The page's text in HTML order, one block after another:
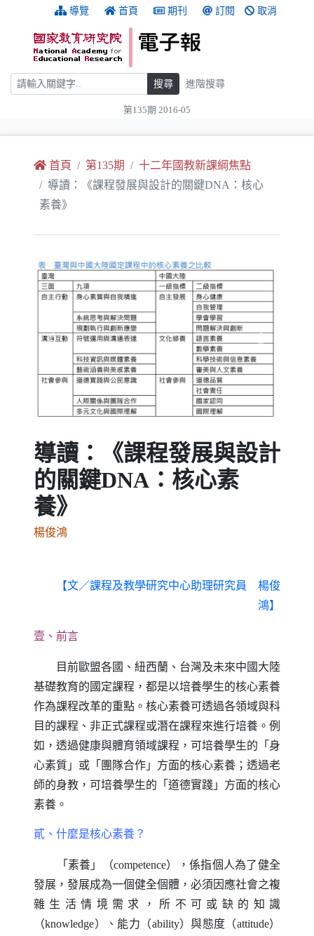
跳到主要內容 導覽 首頁 期刊 訂閱 取消
搜尋 搜尋 進階搜尋
第135期 2016-05
首頁 第135期
十二年國教新課綱焦點
導讀：《課程發展與設計的關鍵DNA：核心
素養》
Next
導讀：《課程發展與設計
的關鍵DNA：核心素
養》
楊俊鴻
【文／課程及教學研究中心助理研究員 楊俊
鴻】
壹、前言
目前歐盟各國、紐西蘭、台灣及未來中國大陸
基礎教育的國定課程，都是以培養學生的核心素養
作為課程改革的重點。核心素養可透過各領域與科
目的課程、非正式課程或潛在課程來進行培養。例
如，透過健康與體育領域課程，可培養學生的「身
心素質」或「團隊合作」方面的核心素養；透過老
師的身教，可培養學生的「道德實踐」方面的核心
素養。
貳、什麼是核心素養？
「素養」（competence），係指個人為了健全
發展，發展成為一個健全個體，必須因應社會之複
雜生活情境需求，所不可或缺的知識
（knowledge）、能力（ability）與態度（attitude）